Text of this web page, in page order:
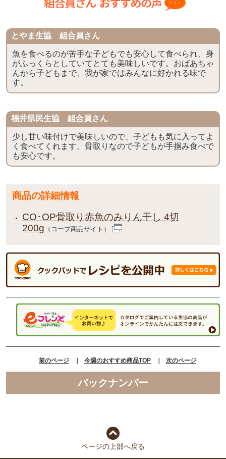
とやま生協 組合員さん
魚を食べるのが苦手な子どもでも安心して食べられ、身
がふっくらとしていてとても美味しいです。おばあちゃ
んから子どもまで、我が家ではみんなに好かれる味で
す。
福井県民生協 組合員さん
少し甘い味付けで美味しいので、子どもも気に入ってよ
く食べてくれます。骨取りなので子どもが手掴み食べで
も安心です。
商品の詳細情報
CO･OP骨取り赤魚のみりん干し 4切
200g （コープ商品サイト）
前のページ 今週のおすすめ商品TOP 次のページ
バックナンバー
ページの上部へ戻る